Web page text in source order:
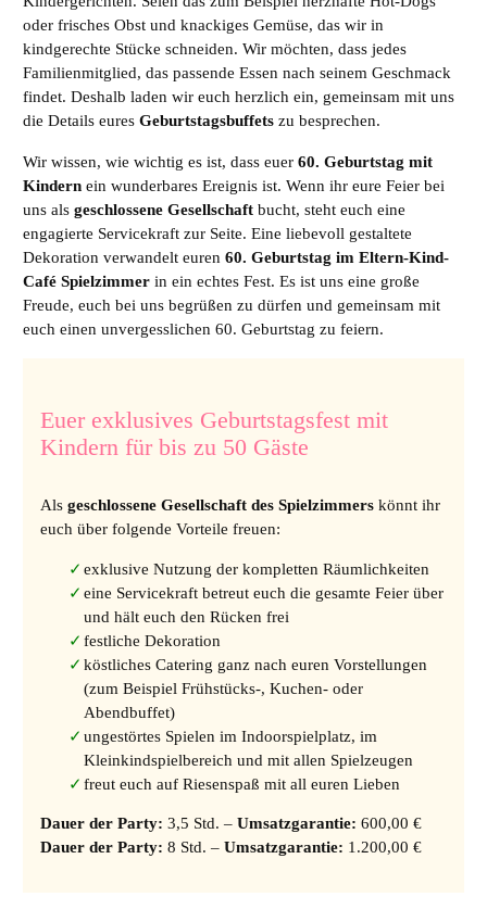
oder frisches Obst und knackiges Gemüse, das wir in
kindgerechte Stücke schneiden. Wir möchten, dass jedes
Familienmitglied, das passende Essen nach seinem Geschmack
findet. Deshalb laden wir euch herzlich ein, gemeinsam mit uns
die Details euresGeburtstagsbuffetszu besprechen.
Wir wissen, wie wichtig es ist, dass euer60. Geburtstag mit
Kindern ein wunderbares Ereignis ist. Wenn ihr eure Feier bei
uns alsgeschlossene Gesellschaftbucht, steht euch eine
engagierte Servicekraft zur Seite. Eine liebevoll gestaltete
Dekoration verwandelt euren60. Geburtstag im Eltern-Kind-
Café Spielzimmer in ein echtes Fest. Es ist uns eine große
Freude, euch bei uns begrüßen zu dürfen und gemeinsam mit
euch einen unvergesslichen 60. Geburtstag zu feiern.
Euer exklusives Geburtstagsfest mit
Kindern für bis zu 50 Gäste
Alsgeschlossene Gesellschaft des Spielzimmers könnt ihr
euch über folgende Vorteile freuen:
exklusive Nutzung der kompletten Räumlichkeiten
eine Servicekraft betreut euch die gesamte Feier über
und hält euch den Rücken frei
festliche Dekoration
köstliches Catering ganz nach euren Vorstellungen
(zum Beispiel Frühstücks-, Kuchen- oder
Abendbuffet)
ungestörtes Spielen im Indoorspielplatz, im
Kleinkindspielbereich und mit allen Spielzeugen
freut euch auf Riesenspaß mit all euren Lieben
Dauer der Party: 3,5 Std. –Umsatzgarantie: 600,00 €
Dauer der Party: 8 Std. –Umsatzgarantie: 1.200,00 €